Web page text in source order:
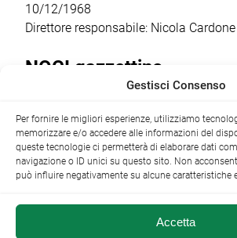
10/12/1968
Direttore responsabile: Nicola Cardone
NOCI gazzettino
+39 080 4979274|
Archivio
Gestisci Consenso
Per fornire le migliori esperienze, utilizziamo
memorizzare e/o accedere alle informazioni del
queste tecnologie ci permetterà di elaborare dati
navigazione o ID unici su questo sito. Non
può influire negativamente su alcune caratteristiche
Accetta